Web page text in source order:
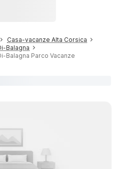
Casa-vacanze Alta Corsica
Balagna
Balagna Parco Vacanze